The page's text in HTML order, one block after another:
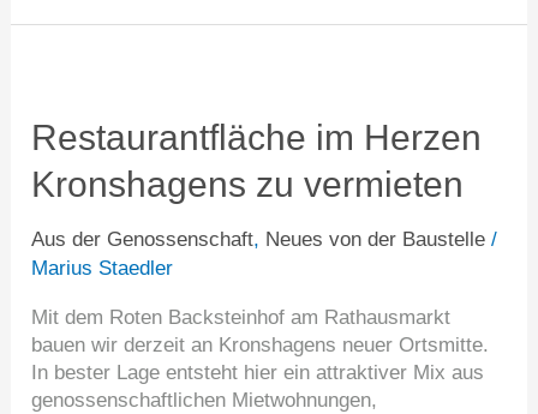
Restaurantfläche im Herzen
Kronshagens zu vermieten
Aus der Genossenschaft, Neues von der Baustelle /
Marius Staedler
Mit dem Roten Backsteinhof am Rathausmarkt
bauen wir derzeit an Kronshagens neuer Ortsmitte.
In bester Lage entsteht hier ein attraktiver Mix aus
genossenschaftlichen Mietwohnungen,
Herzen
Kronshagens
zu